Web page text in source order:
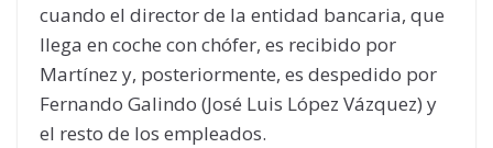
cuando el director de la entidad bancaria, que
llega en coche con chófer, es recibido por
Martínez y, posteriormente, es despedido por
Fernando Galindo (José Luis López Vázquez) y
el resto de los empleados.